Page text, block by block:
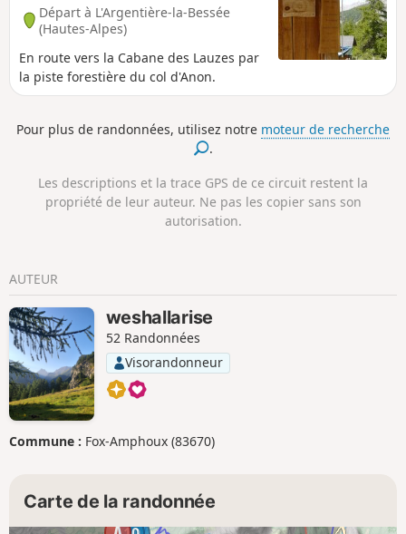
Départ à L'Argentière-la-Bessée
(Hautes-Alpes)
En route vers la Cabane des Lauzes par
la piste forestière du col d'Anon.
Pour plus de randonnées, utilisez notre moteur de recherche
.
Les descriptions et la trace GPS de ce circuit restent la
propriété de leur auteur. Ne pas les copier sans son
autorisation.
AUTEUR
weshallarise
52 Randonnées
Visorandonneur
Commune : Fox-Amphoux (83670)
Carte de la randonnée